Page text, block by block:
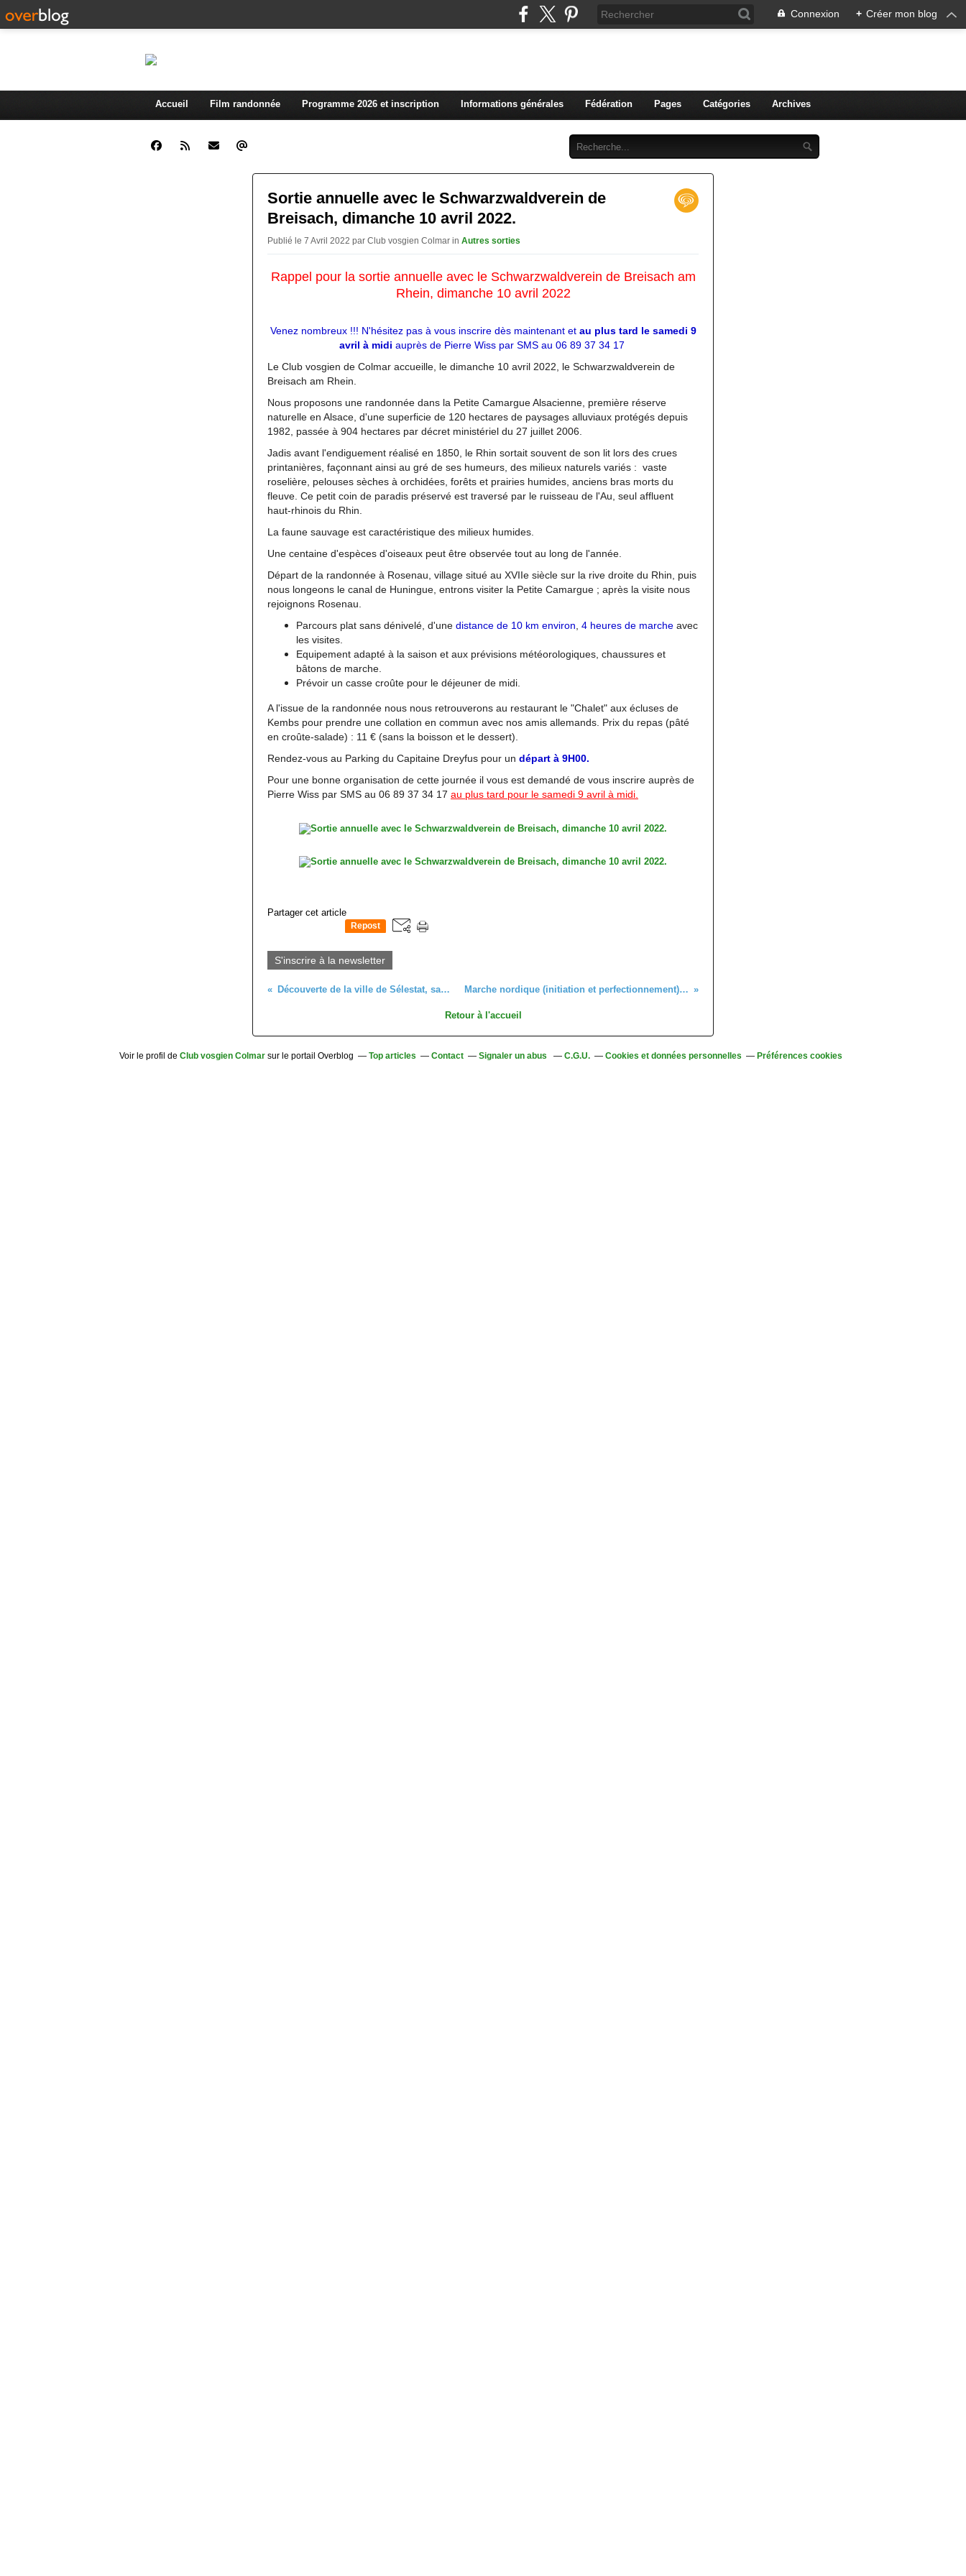
Connexion + Créer mon blog
Accueil Film randonnée Programme 2026 et inscription Informations générales Fédération Pages Catégories Archives
Sortie annuelle avec le Schwarzwaldverein de
Breisach, dimanche 10 avril 2022.
Publié le 7 Avril 2022 par Club vosgien Colmar in Autres sorties
Rappel pour la sortie annuelle avec le Schwarzwaldverein de Breisach am
Rhein, dimanche 10 avril 2022
Venez nombreux !!! N'hésitez pas à vous inscrire dès maintenant et au plus tard le samedi 9
avril à midi auprès de Pierre Wiss par SMS au 06 89 37 34 17
Le Club vosgien de Colmar accueille, le dimanche 10 avril 2022, le Schwarzwaldverein de
Breisach am Rhein.
Nous proposons une randonnée dans la Petite Camargue Alsacienne, première réserve
naturelle en Alsace, d'une superficie de 120 hectares de paysages alluviaux protégés depuis
1982, passée à 904 hectares par décret ministériel du 27 juillet 2006.
Jadis avant l'endiguement réalisé en 1850, le Rhin sortait souvent de son lit lors des crues
printanières, façonnant ainsi au gré de ses humeurs, des milieux naturels variés : vaste
roselière, pelouses sèches à orchidées, forêts et prairies humides, anciens bras morts du
fleuve. Ce petit coin de paradis préservé est traversé par le ruisseau de l'Au, seul affluent
haut-rhinois du Rhin.
La faune sauvage est caractéristique des milieux humides.
Une centaine d'espèces d'oiseaux peut être observée tout au long de l'année.
Départ de la randonnée à Rosenau, village situé au XVIIe siècle sur la rive droite du Rhin, puis
nous longeons le canal de Huningue, entrons visiter la Petite Camargue ; après la visite nous
rejoignons Rosenau.
Parcours plat sans dénivelé, d'une distance de 10 km environ 4 heures de marche avec
les visites.
Equipement adapté à la saison et aux prévisions météorologiques, chaussures et
bâtons de marche.
Prévoir un casse croûte pour le déjeuner de midi.
A l'issue de la randonnée nous nous retrouverons au restaurant le "Chalet" aux écluses de
Kembs pour prendre une collation en commun avec nos amis allemands. Prix du repas (pâté
en croûte-salade) : 11 € (sans la boisson et le dessert).
Rendez-vous au Parking du Capitaine Dreyfus pour un départ à 9H00.
Pour une bonne organisation de cette journée il vous est demandé de vous inscrire auprès de
Pierre Wiss par SMS au 06 89 37 34 17 au plus tard pour le samedi 9 avril à midi.
Partager cet article
Repost
S'inscrire à la newsletter
Découverte de la ville de Sélestat, samedi 9 avril 2022 Marche nordique (initiation et perfectionnement), lundi 11 avril 2022
Retour à l'accueil
Voir le profil de Club vosgien Colmar sur le portail Overblog Top articles Contact Signaler un abus C.G.U. Cookies et données personnelles Préférences cookies